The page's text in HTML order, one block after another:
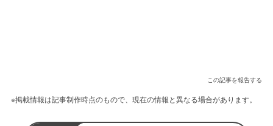
この記事を報告する
※掲載情報は記事制作時点のもので、現在の情報と異なる場合があります。